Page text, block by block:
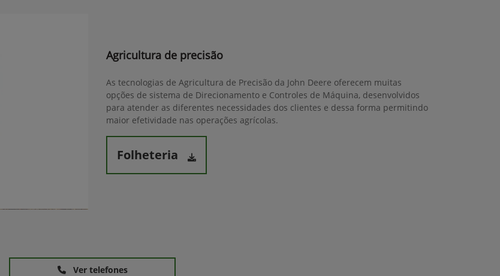
Agricultura de precisão
As tecnologias de Agricultura de Precisão da John Deere oferecem muitas
opções de sistema de Direcionamento e Controles de Máquina, desenvolvidos
para atender as diferentes necessidades dos clientes e dessa forma permitindo
maior efetividade nas operações agrícolas.
Folheteria
Ver telefones